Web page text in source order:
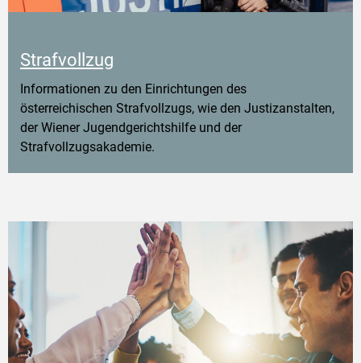
Strafvollzug
Informationen zu den Einrichtungen des
österreichischen Strafvollzugs, wie den Justizanstalten,
der Wiener Jugendgerichtshilfe und der
Strafvollzugsakademie.